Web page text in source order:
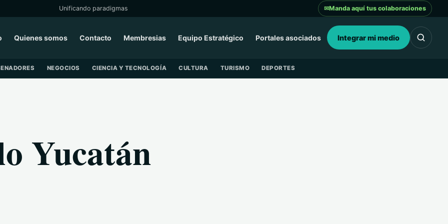
Unificando paradigmas ✉Manda aquí tus colaboraciones
Quienes somos Contacto Membresias Equipo Estratégico Portales asociados Integrar mi medio
NEGOCIOS CIENCIA Y TECNOLOGÍA CULTURA TURISMO DEPORTES
Yucatán